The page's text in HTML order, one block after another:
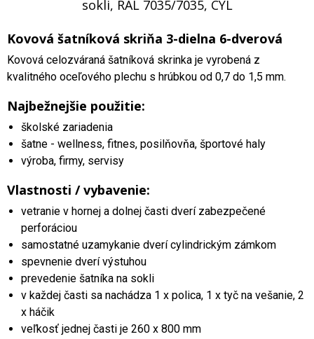
sokli, RAL 7035/7035, CYL
Kovová šatníková skriňa 3-dielna 6-dverová
Kovová celozváraná šatníková skrinka je vyrobená z
kvalitného oceľového plechu s hrúbkou od 0,7 do 1,5 mm.
Najbežnejšie použitie:
školské zariadenia
šatne - wellness, fitnes, posilňovňa, športové haly
výroba, firmy, servisy
Vlastnosti / vybavenie:
vetranie v hornej a dolnej časti dverí zabezpečené
perforáciou
samostatné uzamykanie dverí cylindrickým zámkom
spevnenie dverí výstuhou
prevedenie šatníka na sokli
v každej časti sa nachádza 1 x polica, 1 x tyč na vešanie, 2
x háčik
veľkosť jednej časti je 260 x 800 mm